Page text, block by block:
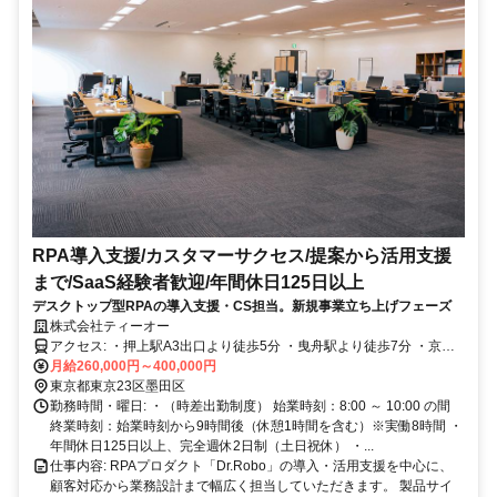
RPA導入支援/カスタマーサクセス/提案から活用支援
まで/SaaS経験者歓迎/年間休日125日以上
デスクトップ型RPAの導入支援・CS担当。新規事業立ち上げフェーズ
株式会社ティーオー
アクセス: ・押上駅A3出口より徒歩5分 ・曳舟駅より徒歩7分 ・京成
押上線・京成曳舟駅より徒歩10分
月給260,000円～400,000円
東京都東京23区墨田区
勤務時間・曜日: ・（時差出勤制度） 始業時刻：8:00 ～ 10:00 の間
終業時刻：始業時刻から9時間後（休憩1時間を含む）※実働8時間 ・
年間休日125日以上、完全週休2日制（土日祝休） ・...
仕事内容: RPAプロダクト「Dr.Robo」の導入・活用支援を中心に、
顧客対応から業務設計まで幅広く担当していただきます。 製品サイ